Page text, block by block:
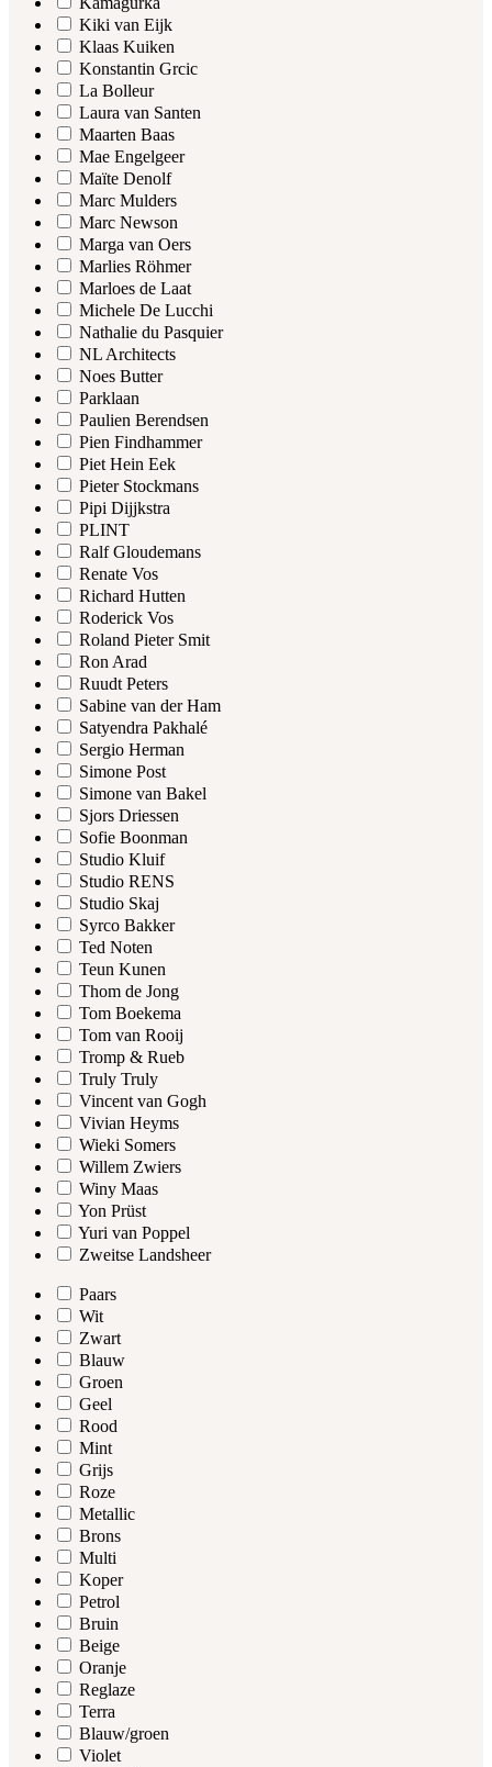
Kiki van Eijk
Klaas Kuiken
Konstantin Grcic
La Bolleur
Laura van Santen
Maarten Baas
Mae Engelgeer
Maïte Denolf
Marc Mulders
Marc Newson
Marga van Oers
Marlies Röhmer
Marloes de Laat
Michele De Lucchi
Nathalie du Pasquier
NL Architects
Noes Butter
Parklaan
Paulien Berendsen
Pien Findhammer
Piet Hein Eek
Pieter Stockmans
Pipi Dijjkstra
PLINT
Ralf Gloudemans
Renate Vos
Richard Hutten
Roderick Vos
Roland Pieter Smit
Ron Arad
Ruudt Peters
Sabine van der Ham
Satyendra Pakhalé
Sergio Herman
Simone Post
Simone van Bakel
Sjors Driessen
Sofie Boonman
Studio Kluif
Studio RENS
Studio Skaj
Syrco Bakker
Ted Noten
Teun Kunen
Thom de Jong
Tom Boekema
Tom van Rooij
Tromp & Rueb
Truly Truly
Vincent van Gogh
Vivian Heyms
Wieki Somers
Willem Zwiers
Winy Maas
Yon Prüst
Yuri van Poppel
Zweitse Landsheer
Paars
Wit
Zwart
Blauw
Groen
Geel
Rood
Mint
Grijs
Roze
Metallic
Brons
Multi
Koper
Petrol
Bruin
Beige
Oranje
Reglaze
Terra
Blauw/groen
Violet